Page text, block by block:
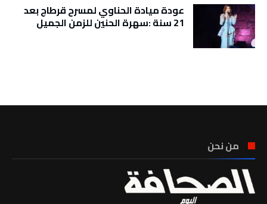
عودة ميادة الحناوي لمسرح قرطاج بعد
21 سنة :سهرة الحنين للزمن الجميل
من نحن